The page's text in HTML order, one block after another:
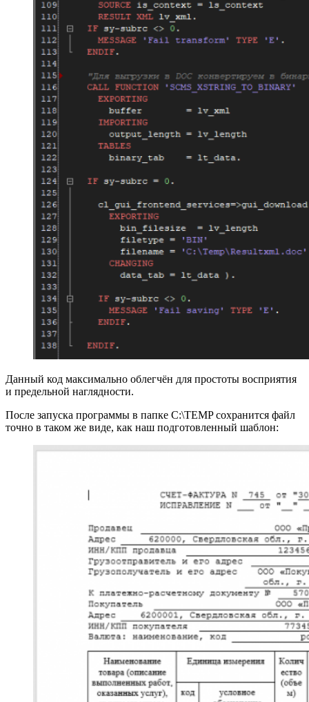
Данный код максимально облегчён для простоты восприятия
и предельной наглядности.
После запуска программы в папке C:\TEMP сохранится файл
точно в таком же виде, как наш подготовленный шаблон: